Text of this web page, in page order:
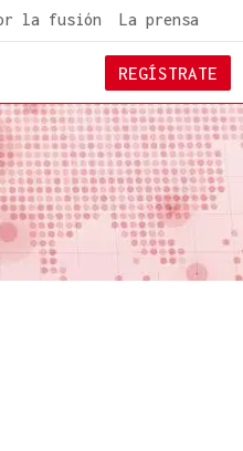
la fusión La prensa
REGÍSTRATE